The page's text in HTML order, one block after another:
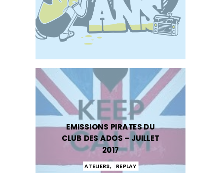
EMISSIONS PIRATES DU
CLUB DES ADOS – JUILLET
2017
ATELIERS, REPLAY